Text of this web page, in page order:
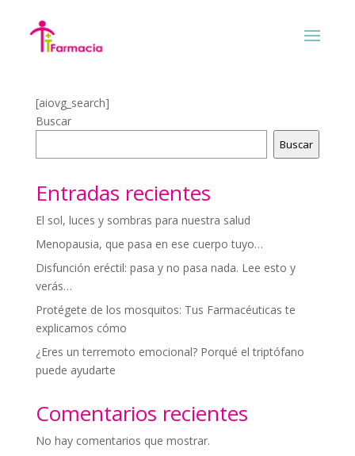
Search Videos
[aiovg_search]
Buscar
Buscar
Entradas recientes
El sol, luces y sombras para nuestra salud
Menopausia, que pasa en ese cuerpo tuyo…
Disfunción eréctil: pasa y no pasa nada. Lee esto y
verás…
Protégete de los mosquitos: Tus Farmacéuticas te
explicamos cómo
¿Eres un terremoto emocional? Porqué el triptófano
puede ayudarte
Comentarios recientes
No hay comentarios que mostrar.